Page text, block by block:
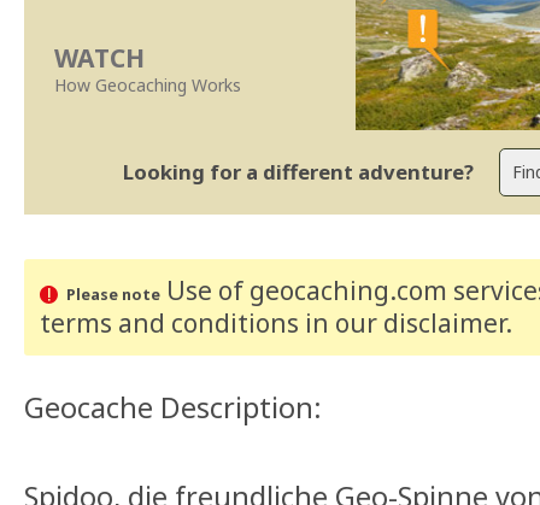
WATCH
How Geocaching Works
Looking for a different adventure?
Please noteUse of geocaching.com
terms and conditions in our disclaimer.
Geocache Description:
Spidoo, die freundliche Geo-Spinne